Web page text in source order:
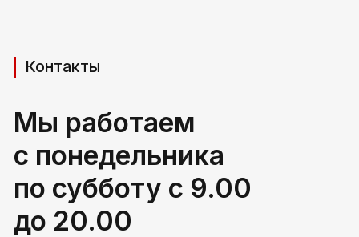
Адрес производства (самовывоз)
г. Береза, ул Свердлова 165ж